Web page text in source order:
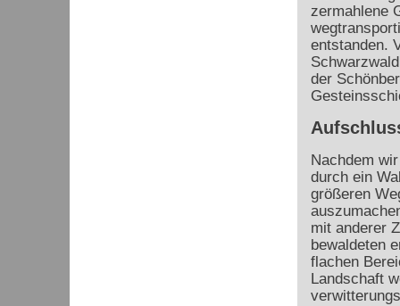
zermahlene
entstanden.
der
Nachdem
durch ein
größeren
mit anderer
bewaldeten
flachen
Landschaft